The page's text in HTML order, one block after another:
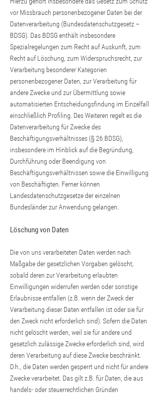
vor Missbrauch personenbezogener Daten bei der
Datenverarbeitung (Bundesdatenschutzgesetz –
BDSG). Das BDSG enthält insbesondere
Spezialregelungen zum Recht auf Auskunft, zum
Recht auf Löschung, zum Widerspruchsrecht, zur
Verarbeitung besonderer Kategorien
personenbezogener Daten, zur Verarbeitung für
andere Zwecke und zur Übermittlung sowie
automatisierten Entscheidungsfindung im Einzelfall
einschließlich Profiling. Des Weiteren regelt es die
Datenverarbeitung für Zwecke des
Beschäftigungsverhältnisses (§ 26 BDSG),
insbesondere im Hinblick auf die Begründung,
Durchführung oder Beendigung von
Beschäftigungsverhältnissen sowie die Einwilligung
von Beschäftigten. Ferner können
Landesdatenschutzgesetze der einzelnen
Bundesländer zur Anwendung gelangen.
Löschung von Daten
Die von uns verarbeiteten Daten werden nach
Maßgabe der gesetzlichen Vorgaben gelöscht,
sobald deren zur Verarbeitung erlaubten
Einwilligungen widerrufen werden oder sonstige
Erlaubnisse entfallen (z.B. wenn der Zweck der
Verarbeitung dieser Daten entfallen ist oder sie für
den Zweck nicht erforderlich sind). Sofern die Daten
nicht gelöscht werden, weil sie für andere und
gesetzlich zulässige Zwecke erforderlich sind, wird
deren Verarbeitung auf diese Zwecke beschränkt.
D.h., die Daten werden gesperrt und nicht für andere
Zwecke verarbeitet. Das gilt z.B. für Daten, die aus
handels- oder steuerrechtlichen Gründen